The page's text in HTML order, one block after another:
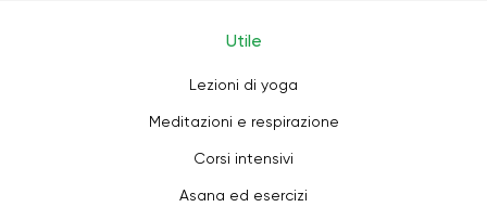
Utile
Lezioni di yoga
Meditazioni e respirazione
Corsi intensivi
Asana ed esercizi